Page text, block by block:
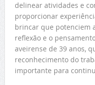
delinear atividades e
proporcionar
brincar que potenciem
reflexão e o
aveirense de 39 anos,
reconhecimento do
importante para